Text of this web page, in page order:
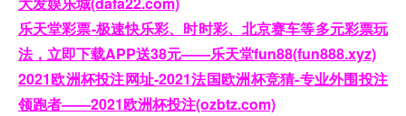
乐天堂彩票-极速快乐彩、时时彩、北京赛车等多元彩票玩
法，立即下载APP送38元——乐天堂fun88(fun888.xyz)
2021欧洲杯投注网址-2021法国欧洲杯竞猜-专业外围投注
领跑者——2021欧洲杯投注(ozbtz.com)